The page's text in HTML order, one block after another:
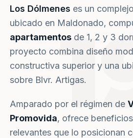
Los Dólmenes es un
ubicado en Maldonado,
apartamentos de 1, 2 y 3
proyecto combina diseño
constructiva superior y una
sobre Blvr. Artigas.
Amparado por el régimen de
Promovida, ofrece
relevantes que lo posicionan